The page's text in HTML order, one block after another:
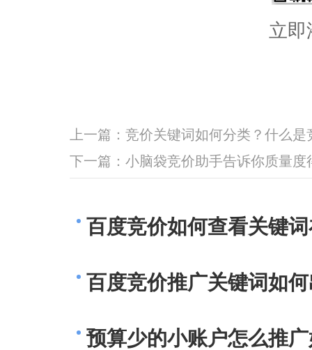
立即
上一篇： 竞价关键词如何分类？什么是
下一篇： 小脑袋竞价助手告诉你质量
百度竞价如何查看关键
百度竞价推广关键词如
预算少的小账户怎么推